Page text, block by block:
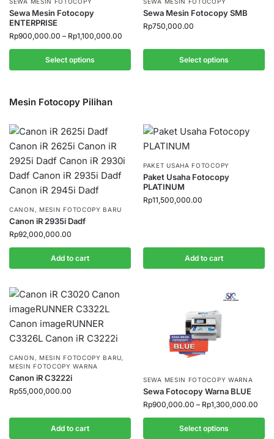
Sewa Mesin Fotocopy
ENTERPRISE
Rp900,000.00 – Rp1,100,000.00
Select options
Sewa Mesin Fotocopy SMB
Rp750,000.00
Select options
Mesin Fotocopy Pilihan
CANON , MESIN FOTOCOPY BARU
Canon iR 2935i Dadf
Rp92,000,000.00
Add to cart
PAKET USAHA FOTOCOPY
Paket Usaha Fotocopy
PLATINUM
Rp11,500,000.00
Add to cart
CANON , MESIN FOTOCOPY BARU,
MESIN FOTOCOPY WARNA
Canon iR C3222i
Rp55,000,000.00
Add to cart
SEWA MESIN FOTOCOPY WARNA
Sewa Fotocopy Warna BLUE
Rp900,000.00 – Rp1,300,000.00
Select options